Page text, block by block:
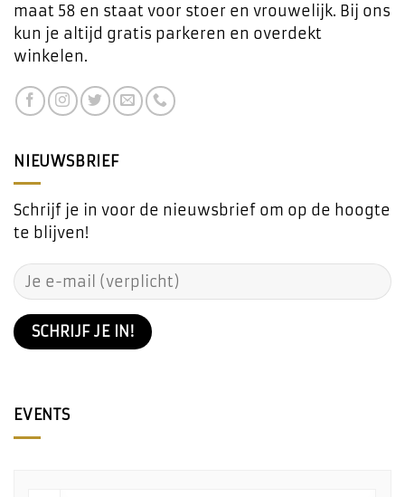
maat 58 en staat voor stoer en vrouwelijk. Bij ons
kun je altijd gratis parkeren en overdekt
winkelen.
NIEUWSBRIEF
Schrijf je in voor de nieuwsbrief om op de hoogte
te blijven!
EVENTS